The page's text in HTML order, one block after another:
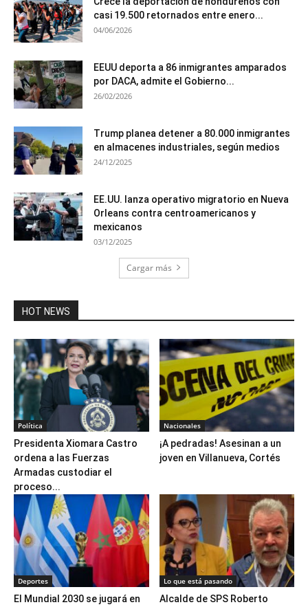
casi 19.500 retornados entre enero...
04/06/2026
EEUU deporta a 86 inmigrantes amparados
por DACA, admite el Gobierno...
26/02/2026
Trump planea detener a 80.000 inmigrantes
en almacenes industriales, según medios
24/12/2025
EE.UU. lanza operativo migratorio en Nueva
Orleans contra centroamericanos y
mexicanos
03/12/2025
Cargar más
HOT NEWS
Política
Presidenta Xiomara Castro
ordena a las Fuerzas
Armadas custodiar el
proceso...
Nacionales
¡A pedradas! Asesinan a un
joven en Villanueva, Cortés
Deportes
El Mundial 2030 se jugará en
Lo que está pasando
Alcalde de SPS Roberto